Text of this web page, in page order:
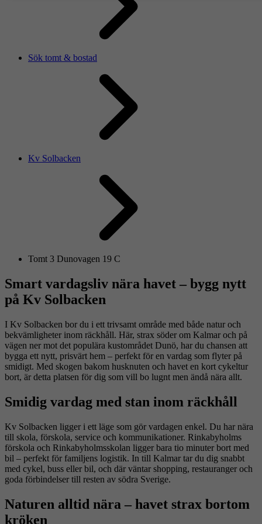
Sök tomt & bostad
Kv Solbacken
Tomt 3 Dunovagen 19 C
Smart vardagsliv nära havet – bygg nytt
på Kv Solbacken
I Kv Solbacken bor du i ett trivsamt område med både natur och
bekvämligheter inom räckhåll. Här, strax söder om Kalmar och på
vägen ner mot det populära kustområdet Dunö, har du chansen att
bygga ett nytt, prisvärt hem – perfekt för en vardag som flyter på
smidigt. Med skogen bakom husknuten och havet en kort cykeltur
bort, är detta platsen för dig som vill bo lugnt men ändå nära allt.
Smidig vardag med stan inom räckhåll
Kv Solbacken ligger i ett läge som gör vardagen enkel. Du har nära
till skola, förskola, service och kommunikationer. Rinkabyholms
förskola och Rinkabyholmsskolan ligger bara tio minuter bort med
bil – perfekt för familjens logistik. In till Kalmar tar du dig snabbt
med cykel, buss eller bil, och där väntar shopping, restauranger och
goda förbindelser till resten av södra Sverige.
Naturen alltid nära – havet strax bortom
kröken